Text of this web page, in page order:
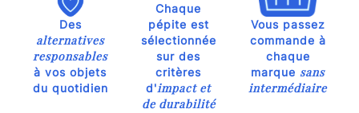
Des
alternatives
responsables
à vos objets
du quotidien
Chaque
pépite est
sélectionnée
sur des
critères
d'impact et
de durabilité
Vous passez
commande à
chaque
marque sans
intermédiaire